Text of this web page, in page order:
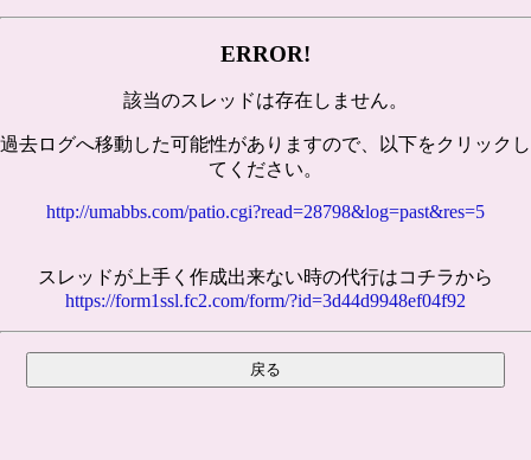
ERROR!
該当のスレッドは存在しません。
過去ログへ移動した可能性がありますので、以下をクリックし
てください。
http://umabbs.com/patio.cgi?read=28798&log=past&res=5
スレッドが上手く作成出来ない時の代行はコチラから
https://form1ssl.fc2.com/form/?id=3d44d9948ef04f92